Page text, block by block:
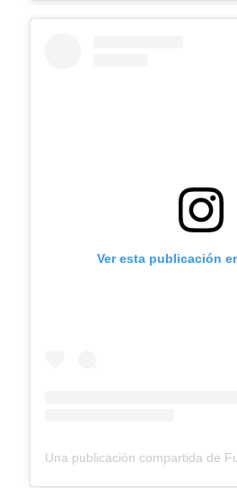
Ver esta publicación